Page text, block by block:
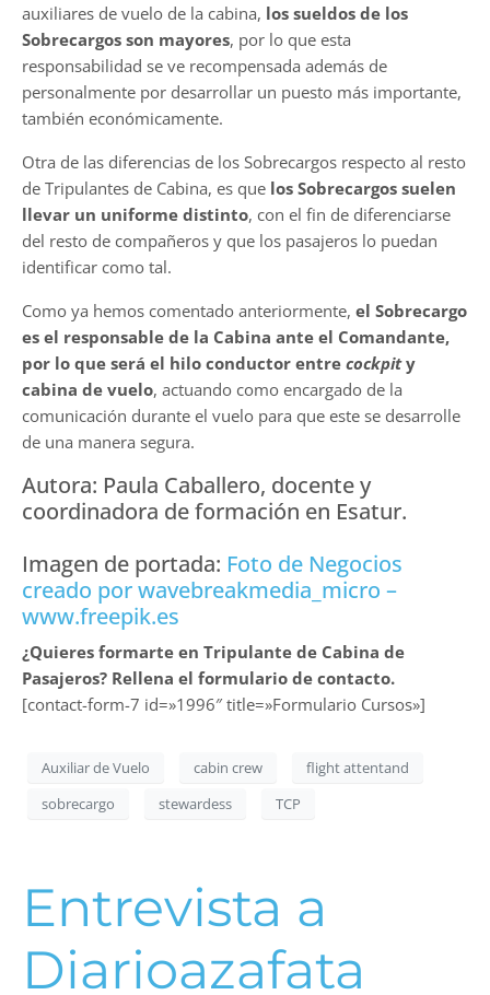
auxiliares de vuelo de la cabina, los sueldos de los
Sobrecargos son mayores, por lo que esta
responsabilidad se ve recompensada además de
personalmente por desarrollar un puesto más importante,
también económicamente.
Otra de las diferencias de los Sobrecargos respecto al resto
de Tripulantes de Cabina, es que los Sobrecargos suelen
llevar un uniforme distinto, con el fin de diferenciarse
del resto de compañeros y que los pasajeros lo puedan
identificar como tal.
Como ya hemos comentado anteriormente, el Sobrecargo
es el responsable de la Cabina ante el Comandante,
por lo que será el hilo conductor entre cockpity
cabina de vuelo, actuando como encargado de la
comunicación durante el vuelo para que este se desarrolle
de una manera segura.
Autora: Paula Caballero, docente y
coordinadora de formación en Esatur.
Imagen de portada: Foto de Negocios
creado por wavebreakmedia_micro –
www.freepik.es
¿Quieres formarte en Tripulante de Cabina de
Pasajeros? Rellena el formulario de contacto.
[contact-form-7 id=»1996″ title=»Formulario Cursos»]
Auxiliar de Vuelo cabin crew
flight attentand
sobrecargo
stewardess TCP
Entrevista a
Diarioazafata